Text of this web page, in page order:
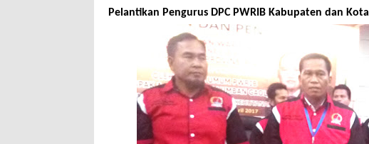
Pelantikan Pengurus DPC PWRIB Kabupaten dan Kota